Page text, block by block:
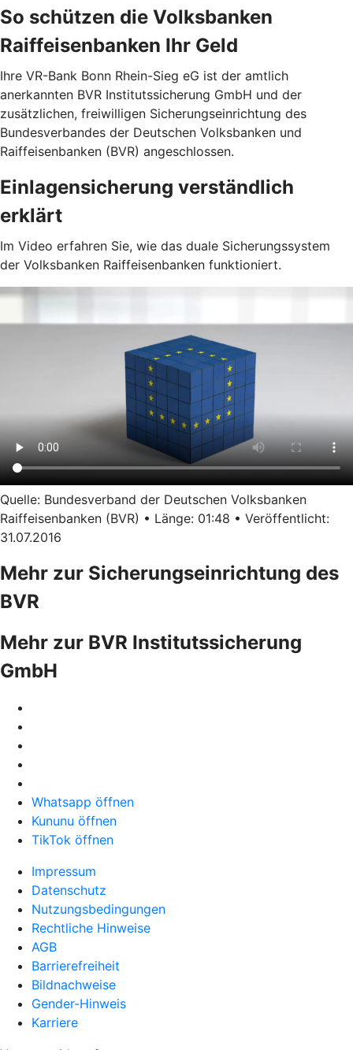
So schützen die Volksbanken
Raiffeisenbanken Ihr Geld
Ihre VR-Bank Bonn Rhein-Sieg eG ist der amtlich
anerkannten BVR Institutssicherung GmbH und der
zusätzlichen, freiwilligen Sicherungseinrichtung des
Bundesverbandes der Deutschen Volksbanken und
Raiffeisenbanken (BVR) angeschlossen.
Einlagensicherung verständlich
erklärt
Im Video erfahren Sie, wie das duale Sicherungssystem
der Volksbanken Raiffeisenbanken funktioniert.
Quelle: Bundesverband der Deutschen Volksbanken
Raiffeisenbanken (BVR) • Länge: 01:48 • Veröffentlicht:
31.07.2016
Mehr zur Sicherungseinrichtung des
BVR
Mehr zur BVR Institutssicherung
GmbH
Whatsapp öffnen
Kununu öffnen
TikTok öffnen
Impressum
Datenschutz
Nutzungsbedingungen
Rechtliche Hinweise
AGB
Barrierefreiheit
Bildnachweise
Gender-Hinweis
Karriere